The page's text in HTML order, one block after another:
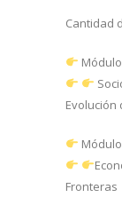
Cantidad
Evolución
Fronteras